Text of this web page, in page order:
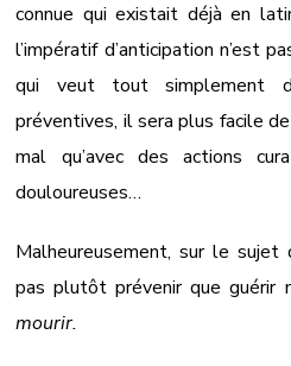
connue qui existait déjà en
l’impératif d’anticipation n’est
qui veut tout simplement
préventives, il sera plus facile
mal qu’avec des actions
douloureuses…
Malheureusement, sur le sujet
pas plutôt prévenir que guérir
mourir.